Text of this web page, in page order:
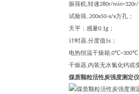
振筛机,转速280r/
试验筛,.200x50-x/x方孔 ；
天平 ： 感量0.1g ；
计时器,分度值5s ；
电热恒温干燥箱,0℃~300℃
干燥器,内装无水氯化钙或
煤质颗粒活性炭强度测定仪